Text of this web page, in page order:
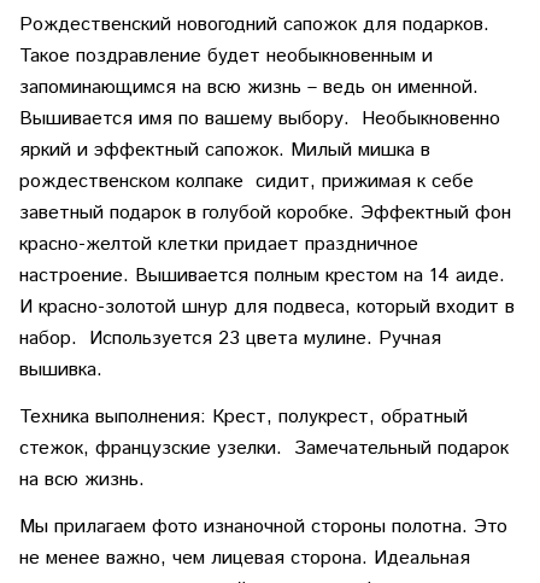
Рождественский новогодний сапожок для подарков.
Такое поздравление будет необыкновенным и
запоминающимся на всю жизнь – ведь он именной.
Вышивается имя по вашему выбору. Необыкновенно
яркий и эффектный сапожок. Милый мишка в
рождественском колпаке сидит, прижимая к себе
заветный подарок в голубой коробке. Эффектный фон
красно-желтой клетки придает праздничное
настроение. Вышивается полным крестом на 14 аиде.
И красно-золотой шнур для подвеса, который входит в
набор. Используется 23 цвета мулине. Ручная
вышивка.
Техника выполнения: Крест, полукрест, обратный
стежок, французские узелки. Замечательный подарок
на всю жизнь.
Мы прилагаем фото изнаночной стороны полотна. Это
не менее важно, чем лицевая сторона. Идеальная